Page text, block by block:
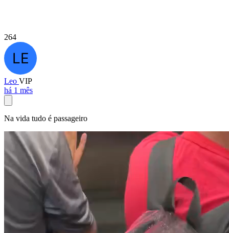
264
Leo VIP
há 1 mês
Na vida tudo é passageiro